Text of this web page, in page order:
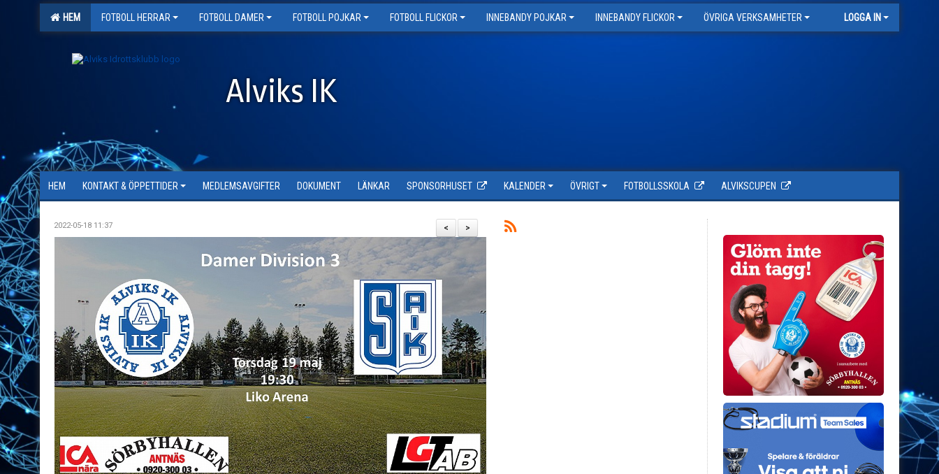
HEM FOTBOLL HERRAR FOTBOLL DAMER FOTBOLL POJKAR FOTBOLL FLICKOR INNEBANDY POJKAR INNEBANDY FLICKOR ÖVRIGA VERKSAMHETER LOGGA IN
Alviks IK
HEM KONTAKT & ÖPPETTIDER MEDLEMSAVGIFTER DOKUMENT LÄNKAR SPONSORHUSET KALENDER ÖVRIGT FOTBOLLSSKOLA ALVIKSCUPEN
>
<
2022-05-18 11:37